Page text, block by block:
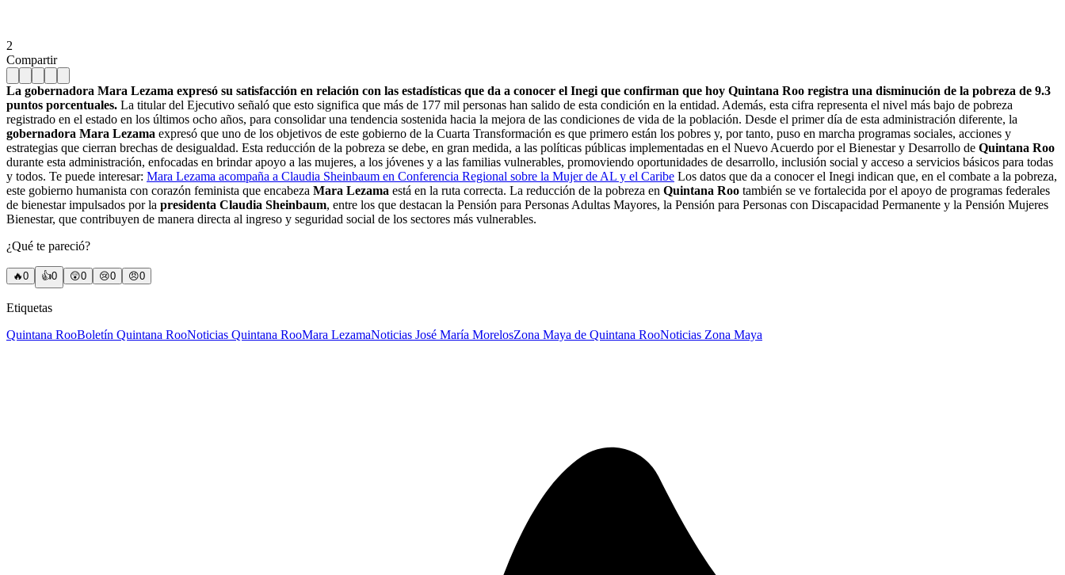
2
Compartir
La gobernadora Mara Lezama expresó su satisfacción en relación con las estadísticas que da a conocer el Inegi que confirman que hoy Quintana Roo registra una disminución de la pobreza de 9.3
puntos porcentuales. La titular del Ejecutivo señaló que esto significa que más de 177 mil personas han salido de esta condición en la entidad. Además, esta cifra representa el nivel más bajo de pobreza
registrado en el estado en los últimos ocho años, para consolidar una tendencia sostenida hacia la mejora de las condiciones de vida de la población. Desde el primer día de esta administración diferente, la
gobernadora Mara Lezama expresó que uno de los objetivos de este gobierno de la Cuarta Transformación es que primero están los pobres y, por tanto, puso en marcha programas sociales, acciones y
estrategias que cierran brechas de desigualdad. Esta reducción de la pobreza se debe, en gran medida, a las políticas públicas implementadas en el Nuevo Acuerdo por el Bienestar y Desarrollo de Quintana Roo
durante esta administración, enfocadas en brindar apoyo a las mujeres, a los jóvenes y a las familias vulnerables, promoviendo oportunidades de desarrollo, inclusión social y acceso a servicios básicos para todas
y todos. Te puede interesar: Mara Lezama acompaña a Claudia Sheinbaum en Conferencia Regional sobre la Mujer de AL y el Caribe Los datos que da a conocer el Inegi indican que, en el combate a la pobreza,
este gobierno humanista con corazón feminista que encabeza Mara Lezama está en la ruta correcta. La reducción de la pobreza en Quintana Roo también se ve fortalecida por el apoyo de programas federales
de bienestar impulsados por la presidenta Claudia Sheinbaum, entre los que destacan la Pensión para Personas Adultas Mayores, la Pensión para Personas con Discapacidad Permanente y la Pensión Mujeres
Bienestar, que contribuyen de manera directa al ingreso y seguridad social de los sectores más vulnerables.
¿Qué te pareció?
🔥0 👍0 😲0 😢0 😠0
Etiquetas
Quintana RooBoletín Quintana RooNoticias Quintana RooMara LezamaNoticias José María MorelosZona Maya de Quintana RooNoticias Zona Maya